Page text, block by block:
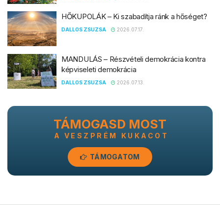
HŐKUPOLÁK – Ki szabadítja ránk a hőséget?
DALLOS ZSUZSA 2026.07.17.
MANDULÁS – Részvételi demokrácia kontra
képviseleti demokrácia
DALLOS ZSUZSA 2026.07.13.
TÁMOGASD MOST
A VESZPRÉM KUKACOT
TÁMOGATOM